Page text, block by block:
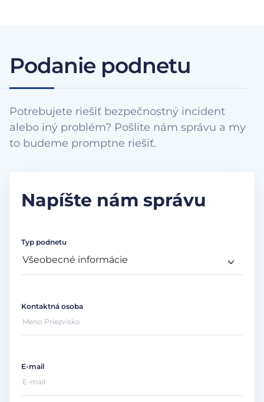
Podanie podnetu
Potrebujete riešiť bezpečnostný incident
alebo iný problém? Pošlite nám správu a my
to budeme promptne riešiť.
Napíšte nám správu
Typ podnetu
Kontaktná osoba
E-mail